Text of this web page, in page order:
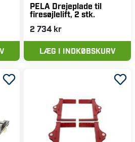
PELA Drejeplade til
firesøjlelift, 2 stk.
2 734 kr
LÆG I INDKØBSKURV